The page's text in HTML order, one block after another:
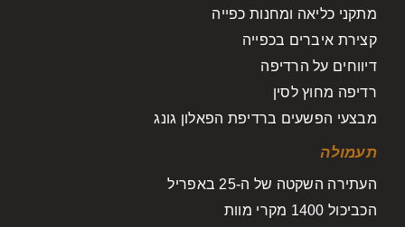
מתקני כליאה ומחנות כפייה
קצירת איברים בכפייה
דיווחים על הרדיפה
רדיפה מחוץ לסין
מבצעי הפשעים ברדיפת הפאלון גונג
תעמולה
העתירה השקטה של ה-25 באפריל
הכביכול 1400 מקרי מוות